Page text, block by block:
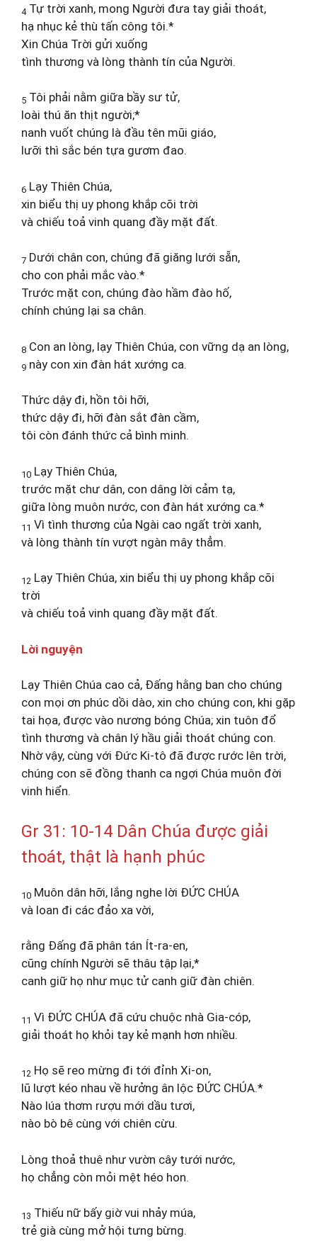
4 Tự trời xanh, mong Người đưa tay giải thoát,
hạ nhục kẻ thù tấn công tôi.*
Xin Chúa Trời gửi xuống
tình thương và lòng thành tín của Người.
5 Tôi phải nằm giữa bầy sư tử,
loài thú ăn thịt người;*
nanh vuốt chúng là đầu tên mũi giáo,
lưỡi thì sắc bén tựa gươm đao.
6 Lạy Thiên Chúa,
xin biểu thị uy phong khắp cõi trời
và chiếu toả vinh quang đầy mặt đất.
7 Dưới chân con, chúng đã giăng lưới sẵn,
cho con phải mắc vào.*
Trước mặt con, chúng đào hầm đào hố,
chính chúng lại sa chân.
8 Con an lòng, lạy Thiên Chúa, con vững dạ an lòng,
9 này con xin đàn hát xướng ca.
Thức dậy đi, hồn tôi hỡi,
thức dậy đi, hỡi đàn sắt đàn cầm,
tôi còn đánh thức cả bình minh.
10 Lạy Thiên Chúa,
trước mặt chư dân, con dâng lời cảm tạ,
giữa lòng muôn nước, con đàn hát xướng ca.*
11 Vì tình thương của Ngài cao ngất trời xanh,
và lòng thành tín vượt ngàn mây thẳm.
12 Lạy Thiên Chúa, xin biểu thị uy phong khắp cõi
trời
và chiếu toả vinh quang đầy mặt đất.
Lời nguyện
Lạy Thiên Chúa cao cả, Đấng hằng ban cho chúng
con mọi ơn phúc dồi dào, xin cho chúng con, khi gặp
tai họa, được vào nương bóng Chúa; xin tuôn đổ
tình thương và chân lý hầu giải thoát chúng con.
Nhờ vậy, cùng với Đức Ki-tô đã được rước lên trời,
chúng con sẽ đồng thanh ca ngợi Chúa muôn đời
vinh hiển.
Gr 31: 10-14 Dân Chúa được giải
thoát, thật là hạnh phúc
10 Muôn dân hỡi, lắng nghe lời ĐỨC CHÚA
và loan đi các đảo xa vời,
rằng Đấng đã phân tán Ít-ra-en,
cũng chính Người sẽ thâu tập lại,*
canh giữ họ như mục tử canh giữ đàn chiên.
11 Vì ĐỨC CHÚA đã cứu chuộc nhà Gia-cóp,
giải thoát họ khỏi tay kẻ mạnh hơn nhiều.
12 Họ sẽ reo mừng đi tới đỉnh Xi-on,
lũ lượt kéo nhau về hưởng ân lộc ĐỨC CHÚA.*
Nào lúa thơm rượu mới dầu tươi,
nào bò bê cùng với chiên cừu.
Lòng thoả thuê như vườn cây tưới nước,
họ chẳng còn mỏi mệt héo hon.
13 Thiếu nữ bấy giờ vui nhảy múa,
trẻ già cùng mở hội tưng bừng.